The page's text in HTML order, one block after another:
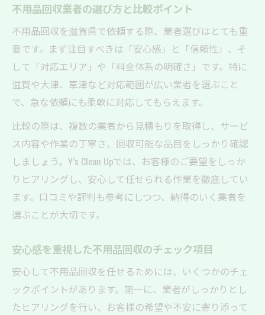
不用品回収業者の選び方と比較ポイント
不用品回収を滋賀県で依頼する際、業者選びはとても重
要です。まず注目すべきは「安心感」と「信頼性」、そ
して「対応エリア」や「料金体系の明確さ」です。特に
滋賀や大津、草津など対応範囲が広い業者を選ぶこと
で、急な依頼にも柔軟に対応してもらえます。
比較の際は、複数の業者から見積もりを取得し、サービ
ス内容や作業の丁寧さ、回収可能な品目をしっかり確認
しましょう。Y’s Clean Upでは、お客様のご要望をしっか
りヒアリングし、安心して任せられる作業を徹底してい
ます。口コミや評判も参考にしつつ、納得のいく業者を
選ぶことが大切です。
安心感を重視した不用品回収のチェック項目
安心して不用品回収を任せるためには、いくつかのチェ
ックポイントがあります。第一に、業者がしっかりとし
たヒアリングを行い、お客様の希望や不安に寄り添って